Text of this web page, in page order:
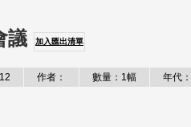
議 加入匯出清單
作者： 數量：1幅 年代：